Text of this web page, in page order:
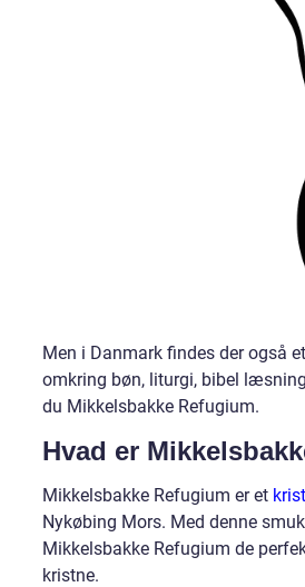
Men i Danmark findes der også
omkring bøn, liturgi, bibel
du Mikkelsbakke Refugium.
Hvad er
Mikkelsbakke Refugium er et
Nykøbing Mors. Med denne
Mikkelsbakke Refugium de
kristne.